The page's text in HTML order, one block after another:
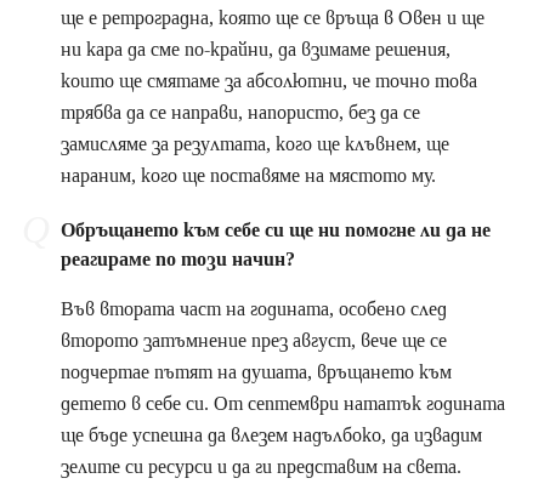
ще е ретроградна, която ще се връща в Овен и ще
ни кара да сме по-крайни, да взимаме решения,
които ще смятаме за абсолютни, че точно това
трябва да се направи, напористо, без да се
замисляме за резултата, кого ще клъвнем, ще
нараним, кого ще поставяме на мястото му.
Обръщането към себе си ще ни помогне ли да не
реагираме по този начин?
Във втората част на годината, особено след
второто затъмнение през август, вече ще се
подчертае пътят на душата, връщането към
детето в себе си. От септември нататък годината
ще бъде успешна да влезем надълбоко, да извадим
зелите си ресурси и да ги представим на света.